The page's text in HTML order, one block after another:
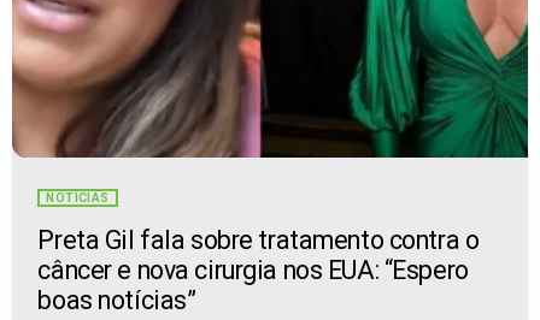
NOTÍCIAS
Preta Gil fala sobre tratamento contra o
câncer e nova cirurgia nos EUA: “Espero
boas notícias”